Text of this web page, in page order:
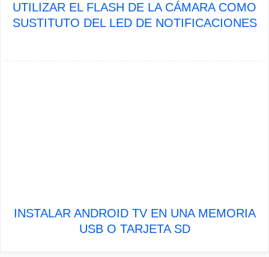
UTILIZAR EL FLASH DE LA CÁMARA COMO
SUSTITUTO DEL LED DE NOTIFICACIONES
INSTALAR ANDROID TV EN UNA MEMORIA
USB O TARJETA SD